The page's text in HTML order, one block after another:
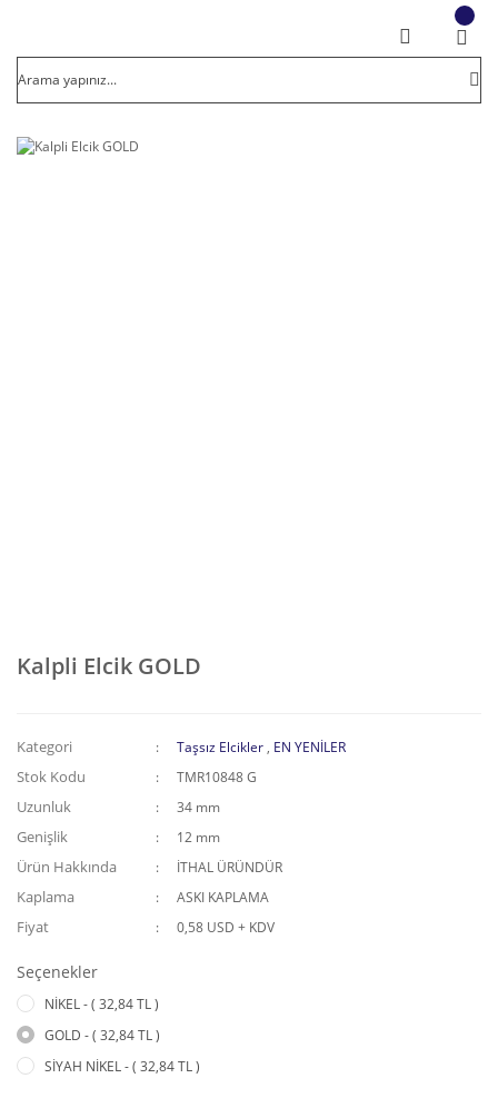
Kalpli Elcik GOLD
Kategori Taşsız Elcikler , EN YENİLER
Stok Kodu TMR10848 G
Uzunluk 34 mm
Genişlik 12 mm
Ürün Hakkında İTHAL ÜRÜNDÜR
Kaplama ASKI KAPLAMA
Fiyat 0,58 USD + KDV
Seçenekler
NİKEL - ( 32,84 TL )
GOLD - ( 32,84 TL )
SİYAH NİKEL - ( 32,84 TL )